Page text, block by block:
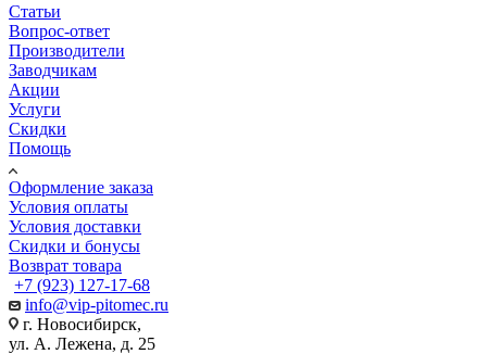
Статьи
Вопрос-ответ
Производители
Заводчикам
Акции
Услуги
Скидки
Помощь
Оформление заказа
Условия оплаты
Условия доставки
Скидки и бонусы
Возврат товара
+7 (923) 127-17-68
info@vip-pitomec.ru
г. Новосибирск,
ул. А. Лежена, д. 25